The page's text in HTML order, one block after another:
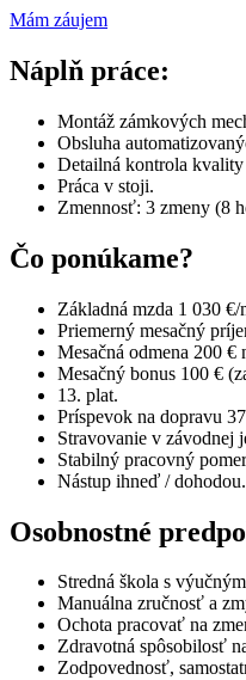
Mám záujem
Náplň práce:
Montáž zámkových
Obsluha
Detailná kontrola
Práca v stoji.
Zmennosť: 3 zmeny (8
Čo ponúkame?
Základná mzda 1 030
Priemerný mesačný
Mesačná odmena 200
Mesačný bonus 100 €
13. plat.
Príspevok na dopravu
Stravovanie v závodnej
Stabilný pracovný
Nástup ihneď / dohodou.
Osobnostné
Stredná škola s
Manuálna zručnosť a
Ochota pracovať na
Zdravotná spôsobilosť
Zodpovednosť,